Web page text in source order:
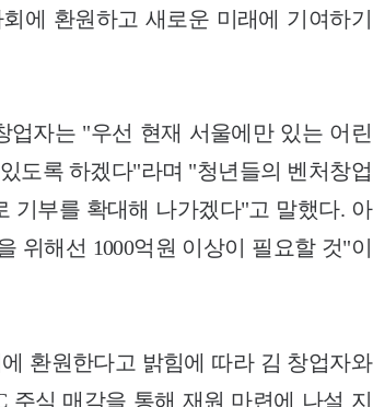
에 환원하고 새로운 미래에 기여하기
자는 "우선 현재 서울에만 있는 어린
도록 하겠다"라며 "청년들의 벤처창업
기부를 확대해 나가겠다"고 말했다. 아
위해선 1000억원 이상이 필요할 것"이
환원한다고 밝힘에 따라 김 창업자와
주식 매각을 통해 재원 마련에 나설 지